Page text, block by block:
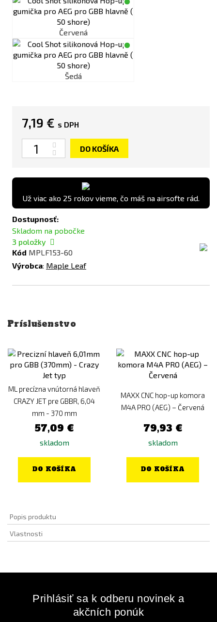
Červená
Šedá
7,19 € s DPH
Množstvo
DO KOŠÍKA
Už viac ako 25 rokov vieme, čo máš na airsofte rád.
Dostupnosť:
Skladom na pobočke
3 položky
Kód MPLF153-60
Výrobca: Maple Leaf
Príslušenstvo
ML precízna vnútorná hlaveň
CRAZY JET pre GBBR, 6,04
mm - 370 mm
57,09 €
skladom
DO KOŠÍKA
MAXX CNC hop-up komora
M4A PRO (AEG) – Červená
79,93 €
skladom
DO KOŠÍKA
Popis produktu
Vlastnosti
Prihlásiť sa k odberu novinek a
akčních ponúk